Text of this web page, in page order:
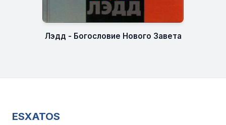
Лэдд - Богословие Нового Завета
ESXATOS